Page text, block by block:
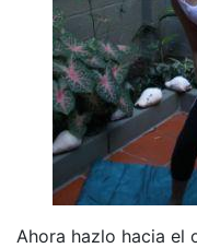
Ahora hazlo hacia el